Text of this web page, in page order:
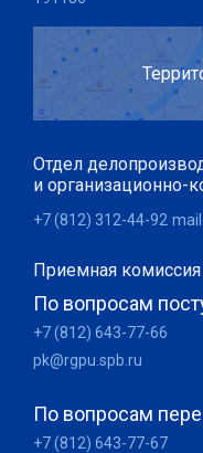
Отдел
и организационно-
+7 (812) 312-44-92
Приемная комиссия
По вопросам
+7 (812) 643-77-66
pk@rgpu.spb.ru
По вопросам
+7 (812) 643-77-67